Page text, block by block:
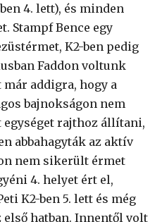
4. lett), és minden
Stampf Bence egy
K2-ben pedig
Faddon voltunk
már addigra, hogy a
bajnokságon nem
rajthoz állítani,
abbahagyták az aktív
nem sikerült érmet
4. helyet ért el,
K2-ben 5. lett és még
hatban. Innentől volt